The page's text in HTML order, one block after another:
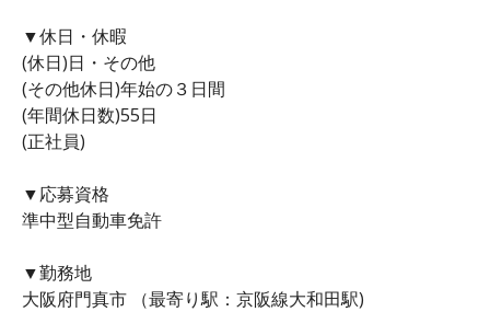
▼休日・休暇
(休日)日・その他
(その他休日)年始の３日間
(年間休日数)55日
(正社員)
▼応募資格
準中型自動車免許
▼勤務地
大阪府門真市 （最寄り駅：京阪線大和田駅)